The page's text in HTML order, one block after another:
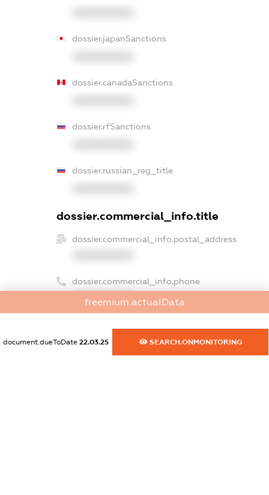
dossier.japanSanctions
dossier.canadaSanctions
dossier.rfSanctions
dossier.russian_reg_title
dossier.commercial_info.title
dossier.commercial_info.postal_address
dossier.commercial_info.phone
XXXXXXXXXX
XXXXXXXXXX
freemium.actualData
document.dueToDate 22.03.25 SEARCH.ONMONITORING